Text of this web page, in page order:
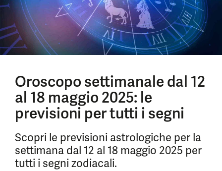
Oroscopo settimanale dal 12
al 18 maggio 2025: le
previsioni per tutti i segni
Scopri le previsioni astrologiche per la
settimana dal 12 al 18 maggio 2025 per
tutti i segni zodiacali.